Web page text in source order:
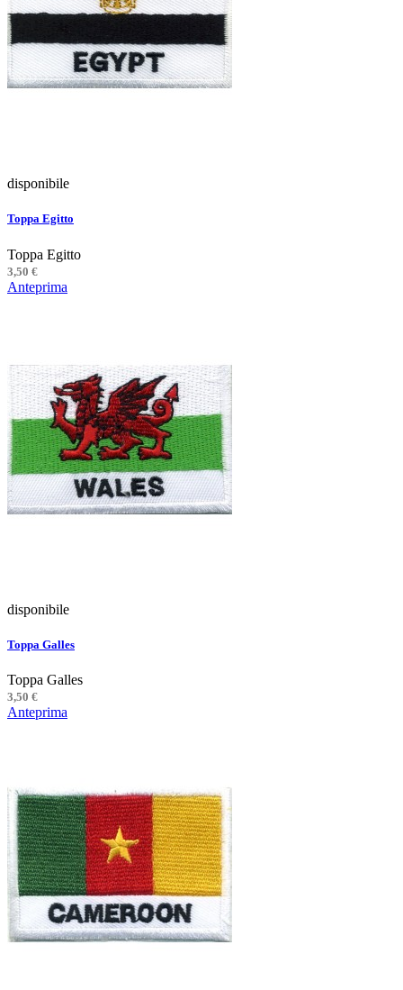
disponibile
Toppa Egitto
Toppa Egitto
3,50 €
Anteprima
disponibile
Toppa Galles
Toppa Galles
3,50 €
Anteprima